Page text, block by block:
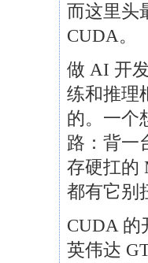
而这里头
CUDA。
做 AI 开
练和推理
的。一个
路：背一
存硬扛的
都有它别
CUDA 的
英伟达